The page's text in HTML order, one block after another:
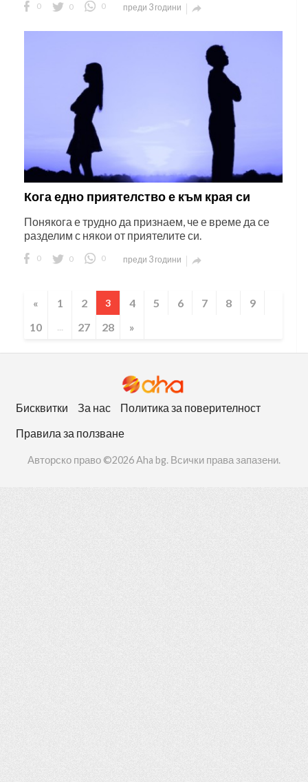
0 0 0 преди 3 години 
Кога едно приятелство е към края си
Понякога е трудно да признаем, че е време да се
разделим с някои от приятелите си.
0 0 0 преди 3 години 
« 1 2 3 4 5 6 7 8
9
10
... 27 28 »
Бисквитки За нас
Политика за поверителност
Правила за ползване
Авторско право ©2026 Aha bg. Всички права запазени.